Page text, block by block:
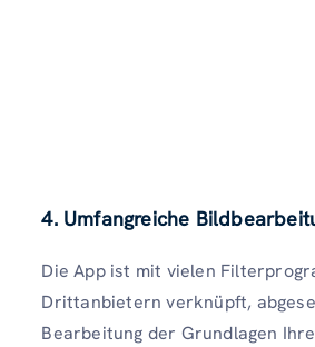
4. Umfangreiche
Die App ist mit vielen
Drittanbietern verknüpft,
Bearbeitung der Grundlagen